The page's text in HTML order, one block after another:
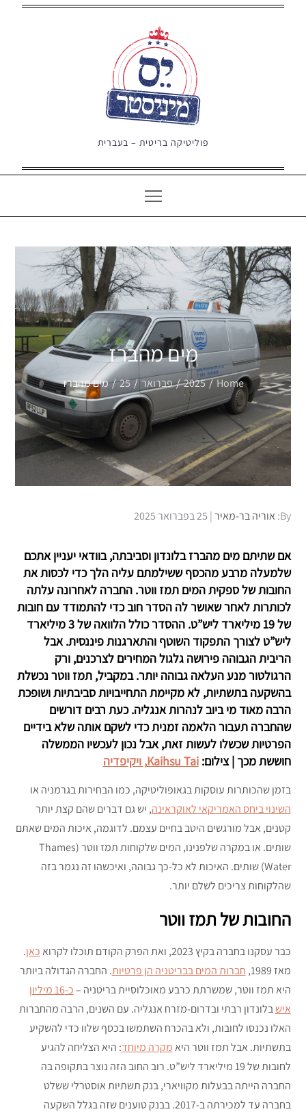
פוליטיקה בריטית – בעברית
מים מהברז
Home
2025 פברואר 25 מים מהברז
By: אוריה בר-מאיר Posted
25 בפברואר 2025
אם שתיתם מים מהברז בלונדון וסביבתה, בוודאי יעניין אתכם
שלמעלה מרבע מהכסף ששילמתם עליה הלך כדי לכסות את
החובות של ספקית המים תמז ווטר. החברה לאחרונה עלתה
לכותרות לאחר שאושר לה הסדר חוב כדי להתמודד עם חובות
של 19 מיליארד ליש”ט. ההסדר כולל הלוואה של 3 מיליארד
ליש”ט לצורך התפקוד השוטף והתארגנות פיננסית. אבל
הריבית הגבוהה פירושה גלגול המחירים לצרכנים, ורק
הרגולטור מנע העלאה גבוהה יותר. במקביל, תמז ווטר נכשלת
בהשקעה בתשתיות, לא מקיימת התחייבויות סביבתיות ושופכת
הרבה מאוד מי ביוב לנהרות אנגליה. כעת רבים דורשים
שהחברה תעבור הלאמה זמנית כדי לשקם אותה שלא בידיים
הפרטיות שכשלו לעשות זאת, אבל נכון לעכשיו הממשלה
חוששת מכך | צילום:Kaihsu Tai, ויקיפדיה
בזמן שהכותרות עוסקות בגאופוליטיקה, כמו הבחירות בגרמניה או
השינוי ביחס האמריקאי לאוקראינה, יש גם דברים שהם קצת יותר
קטנים, אבל מורגשים היטב בחיים עצמם. לדוגמה, איכות המים שאתם
שותים. או במקרה שלפנינו, המים שלקוחות תמז ווטר (Thames
Water) שותים. האיכות לא כל-כך גבוהה, ואיכשהו זה נגמר בזה
שהלקוחות צריכים לשלם יותר.
החובות של תמז ווטר
כבר עסקנו בחברה בקיץ 2023, ואת הפרק הקודם תוכלו לקרוא כאן.
מאז 1989,
חברות המים בבריטניה הן פרטיות. החברה הגדולה ביותר
היא תמז ווטר, שמשרתת כרבע מאוכלוסיית בריטניה –
כ-16 מיליון
אישבלונדון רבתי ובדרום-מזרח אנגליה. עם השנים, הרבה מהחברות
האלו נכנסו לחובות, ולא בהכרח השתמשו בכסף שלוו כדי להשקיע
בתשתיות. אבל תמז ווטר היאמקרה מיוחד: היא הצליחה להגיע
לחובות של 19 מיליארד ליש”ט. רוב החוב הזה נוצר בתקופה בה
החברה הייתה בבעלות מקוויארי, בנק תשתיות אוסטרלי ששלט
בחברה עד למכירתה ב-2017. בבנק טוענים שזה בגלל השקעה